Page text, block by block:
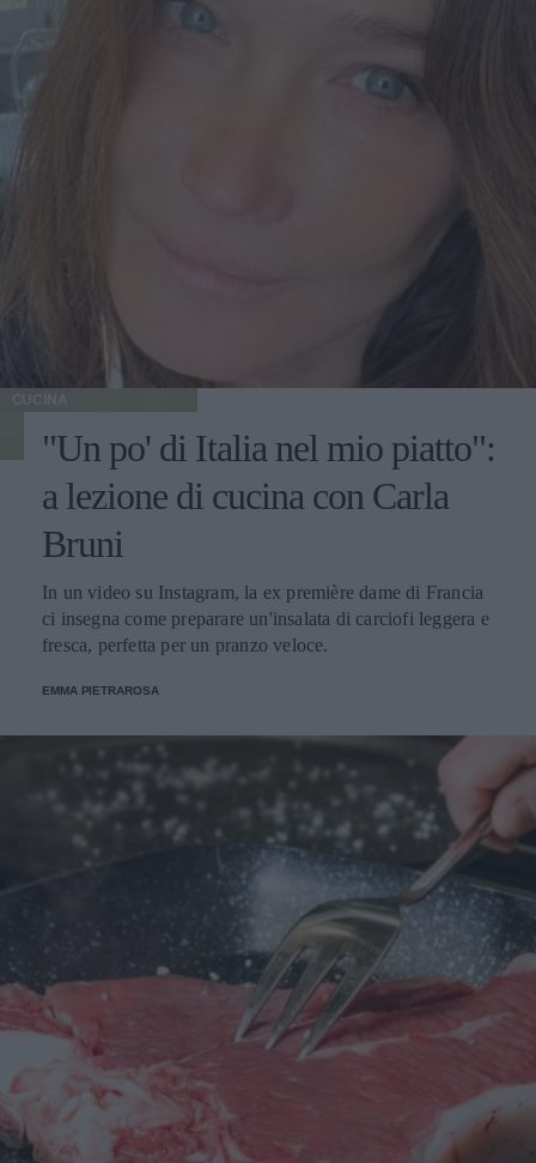
CUCINA
"Un po' di Italia nel mio piatto":
a lezione di cucina con Carla
Bruni
In un video su Instagram, la ex première dame di Francia
ci insegna come preparare un'insalata di carciofi leggera e
fresca, perfetta per un pranzo veloce.
EMMA PIETRAROSA